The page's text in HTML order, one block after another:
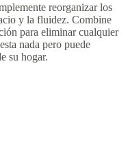
reorganizar los
y la fluidez. Combine
para eliminar cualquier
nada pero puede
su hogar.